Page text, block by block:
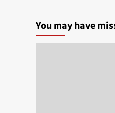
You may have